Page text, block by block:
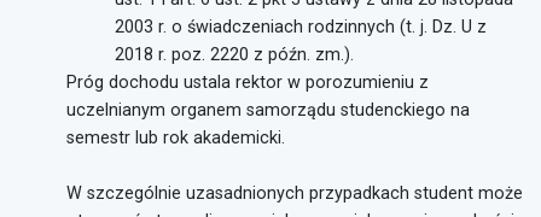
2003 r. o świadczeniach rodzinnych (t. j. Dz. U z
2018 r. poz. 2220 z późn. zm.).
Próg dochodu ustala rektor w porozumieniu z
uczelnianym organem samorządu studenckiego na
semestr lub rok akademicki.
W szczególnie uzasadnionych przypadkach student może